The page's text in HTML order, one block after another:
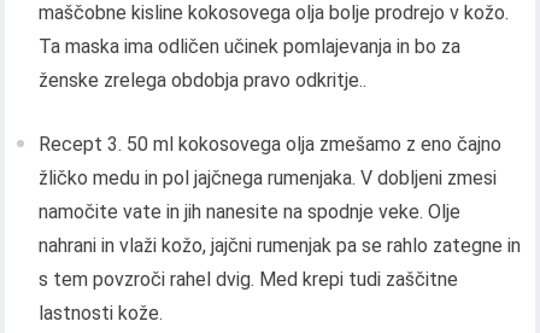
maščobne kisline kokosovega olja bolje prodrejo v kožo.
Ta maska ​​ima odličen učinek pomlajevanja in bo za
ženske zrelega obdobja pravo odkritje..
Recept 3. 50 ml kokosovega olja zmešamo z eno čajno
žličko medu in pol jajčnega rumenjaka. V dobljeni zmesi
namočite vate in jih nanesite na spodnje veke. Olje
nahrani in vlaži kožo, jajčni rumenjak pa se rahlo zategne in
s tem povzroči rahel dvig. Med krepi tudi zaščitne
lastnosti kože.